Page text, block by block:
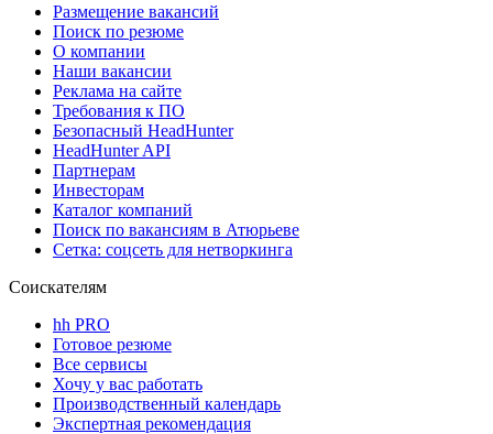
Размещение вакансий
Поиск по резюме
О компании
Наши вакансии
Реклама на сайте
Требования к ПО
Безопасный HeadHunter
HeadHunter API
Партнерам
Инвесторам
Каталог компаний
Поиск по вакансиям в Атюрьеве
Сетка: соцсеть для нетворкинга
Соискателям
hh PRO
Готовое резюме
Все сервисы
Хочу у вас работать
Производственный календарь
Экспертная рекомендация